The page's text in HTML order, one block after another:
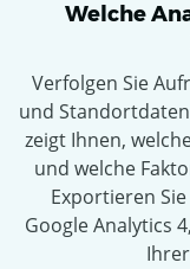
Welche
Verfolgen Sie
und
zeigt Ihnen,
und welche
Exportieren
Google Analytics